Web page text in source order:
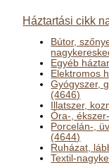
Háztartási cikk
Bútor,
Egyéb
Elektromos
Gyógyszer,
(4646)
Illatszer,
Óra-,
Porcelán-,
(4644)
Ruházat,
Textil-